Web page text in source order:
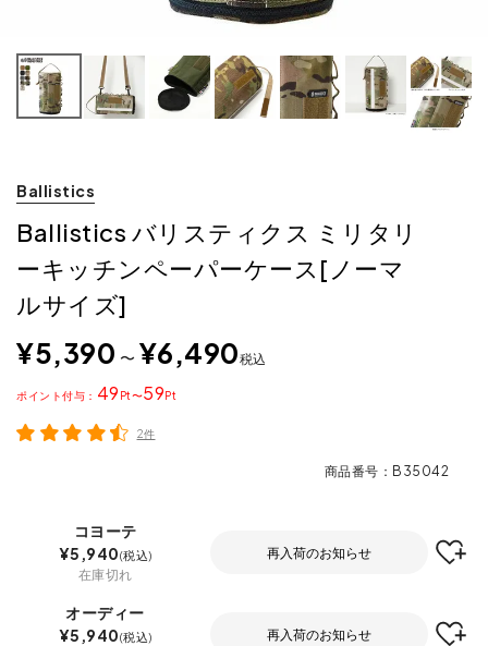
Ballistics
Ballistics バリスティクス ミリタリ
ーキッチンペーパーケース[ノーマ
ルサイズ]
¥5,390 〜 ¥6,490税込
49 〜59
ポイント
2件
商品番号 B35042
コヨーテ
¥5,940 税込
在庫切れ
再入荷のお知らせ
オーディー
¥5,940 税込 再入荷のお知らせ